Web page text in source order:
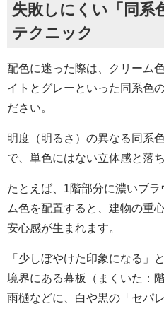
失敗しにくい「同系
テクニック
配色に迷った際は、クリーム
イトとグレーといった同系色
ださい。
明度（明るさ）の異なる同系
で、単色にはない立体感と落
たとえば、1階部分に濃いブ
ム色を配置すると、建物の重
安心感が生まれます。
「少しぼやけた印象になる」
境界にある幕板（まくいた：
雨樋などに、白や黒の「セパ